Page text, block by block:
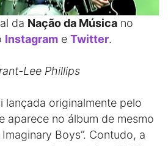
da Nação da Música no
Instagram e Twitter.
Lee Phillips
lançada originalmente pelo
aparece no álbum de mesmo
Boys”. Contudo, a